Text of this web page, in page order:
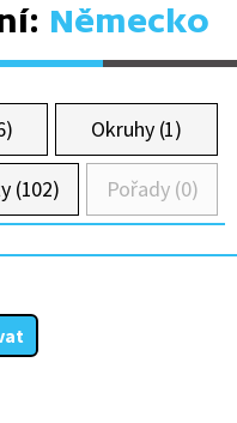
Německo
Okruhy (1)
(102) Pořady (0)